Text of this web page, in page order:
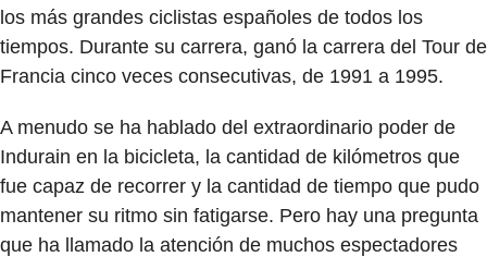
los más grandes ciclistas españoles de todos los
tiempos. Durante su carrera, ganó la carrera del Tour de
Francia cinco veces consecutivas, de 1991 a 1995.
A menudo se ha hablado del extraordinario poder de
Indurain en la bicicleta, la cantidad de kilómetros que
fue capaz de recorrer y la cantidad de tiempo que pudo
mantener su ritmo sin fatigarse. Pero hay una pregunta
que ha llamado la atención de muchos espectadores